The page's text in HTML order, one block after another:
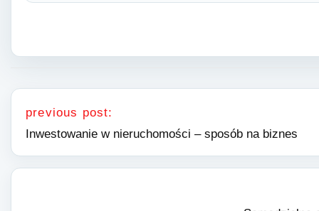
Nawigacja wpisu
previous post:
Inwestowanie w nieruchomości – sposób na biznes